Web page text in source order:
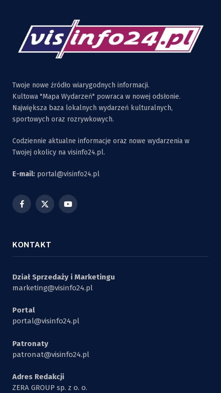
Twoje nowe źródło wiarygodnych informacji.
Kultowa "Mapa Wydarzeń" powraca w nowej odsłonie.
Największa baza lokalnych wydarzeń kulturalnych,
sportowych oraz rozrywkowych.
Codziennie aktualne informacje oraz nowe wydarzenia w
Twojej okolicy na visinfo24.pl.
E-mail: portal@visinfo24.pl
Facebook
X
YouTube
KONTAKT
Dział Sprzedaży i Marketingu
marketing@visinfo24.pl
Portal
portal@visinfo24.pl
Patronaty
patronat@visinfo24.pl
Adres Redakcji
ZERA GROUP sp. z o. o.